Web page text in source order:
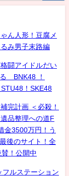
ん人形！豆腐メ
み男子末路編
闘アイドルだい
BNK48 ！
！SKE48
完計画 ＜必殺！
品整理への道F
金3500万円！う
後のサイト！全
！公開中
ルステーション